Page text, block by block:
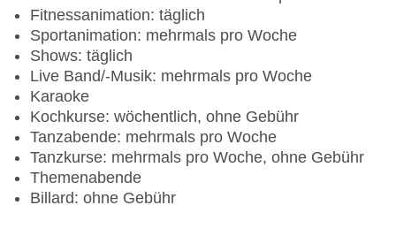
Fitnessanimation: täglich
Sportanimation: mehrmals pro Woche
Shows: täglich
Live Band/-Musik: mehrmals pro Woche
Karaoke
Kochkurse: wöchentlich, ohne Gebühr
Tanzabende: mehrmals pro Woche
Tanzkurse: mehrmals pro Woche, ohne Gebühr
Themenabende
Billard: ohne Gebühr